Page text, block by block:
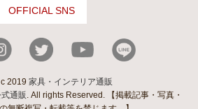
OFFICIAL SNS
2019 家具・インテリア通販
通販 . All rights Reserved. 【掲載記事・写真・